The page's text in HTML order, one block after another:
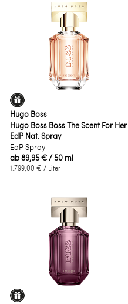
Hugo Boss
Hugo Boss Boss The Scent For Her
EdP Nat. Spray
EdP Spray
ab89,95 €/ 50 ml
1.799,00 € / Liter